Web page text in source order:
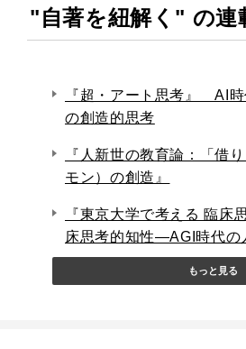
"自著を紐解く" の連
『超・アート思考』 AI
の創造的思考
『人新世の教育論：「借
モン）の創造』
『東京大学で考える 臨床
床思考的知性―AGI時代の
もっと見る